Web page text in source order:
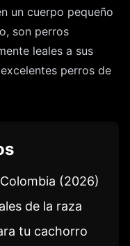
un cuerpo pequeño
son perros
leales a sus
perros de
(2026)
de la raza
tu cachorro